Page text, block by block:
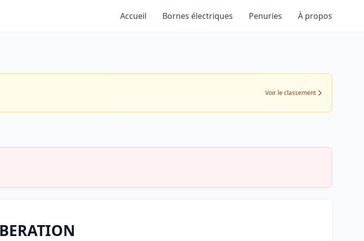
Accueil Bornes électriques Penuries À propos
Voir le classement